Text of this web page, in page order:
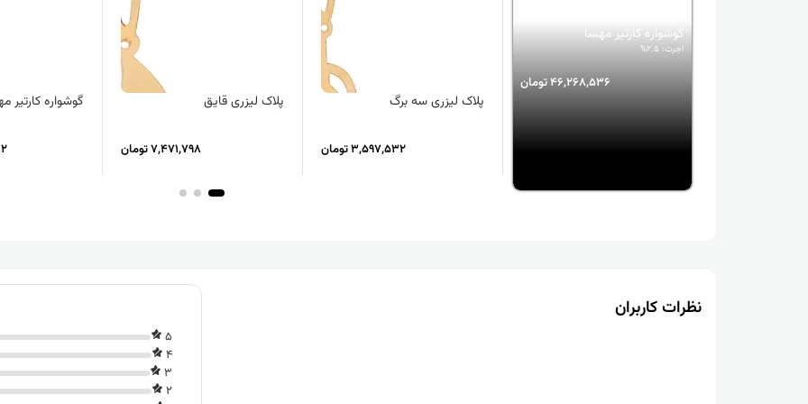
گوشواره کارتیر مهسا
اجرت: 2.5%
46,268,536 تومان
پلاک لیزری سه برگ
3,597,532 تومان
پلاک لیزری قایق
7,471,798 تومان
گوشواره کارتیر
نظرات کاربران
5
4
3
2